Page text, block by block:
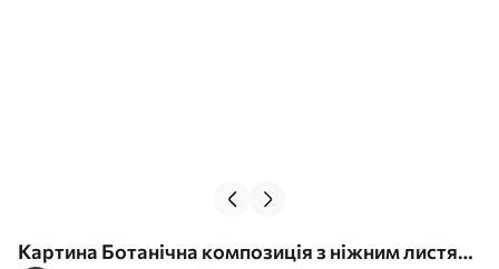
Картина Ботанічна композиція з ніжним листям